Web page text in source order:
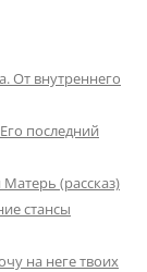
От внутреннего
последний
(рассказ)
стансы
на неге твоих